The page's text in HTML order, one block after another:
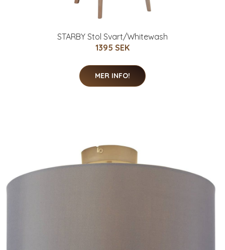
STARBY Stol Svart/Whitewash
1395 SEK
MER INFO!